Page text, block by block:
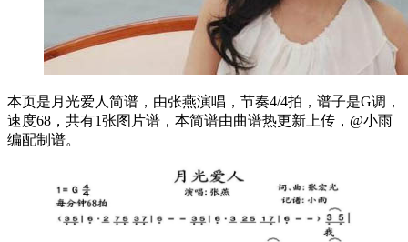
本页是月光爱人简谱，由张燕演唱，节奏4/4拍，谱子是G调，
速度68，共有1张图片谱，本简谱由曲谱热更新上传，@小雨
编配制谱。